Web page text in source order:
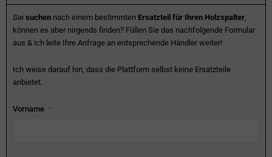
Sie suchen nach einem bestimmten Ersatzteil für Ihren Holzspalter,
können es aber nirgends finden? Füllen Sie das nachfolgende Formular
aus & ich leite Ihre Anfrage an entsprechende Händler weiter!
Ich weise darauf hin, dass die Plattform selbst keine Ersatzteile
anbietet.
Vorname